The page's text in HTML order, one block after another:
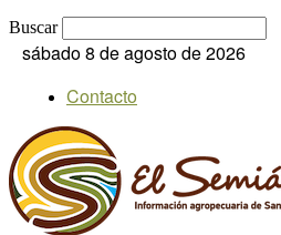
Buscar
sábado 8 de agosto de 2026
Contacto